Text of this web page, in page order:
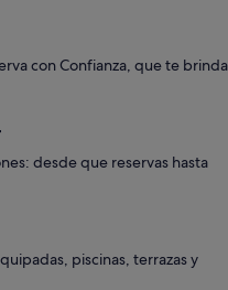
con Confianza, que te brinda
desde que reservas hasta
piscinas, terrazas y